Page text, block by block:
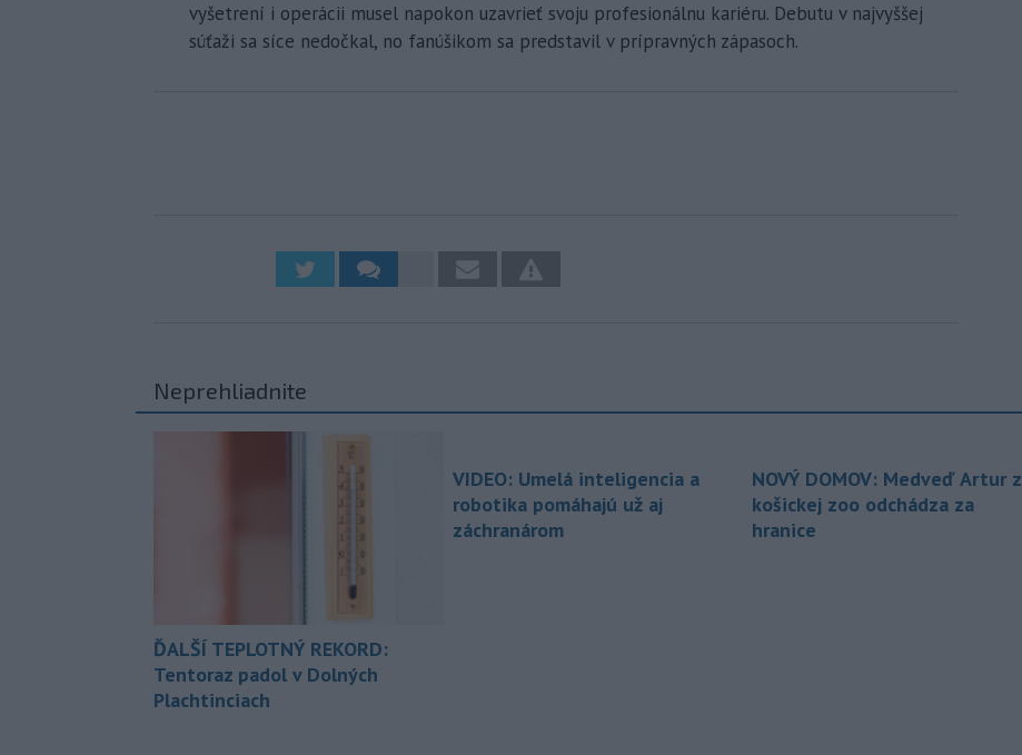
vyšetrení i operácii musel napokon uzavrieť svoju profesionálnu kariéru. Debutu v najvyššej
súťaži sa síce nedočkal, no fanúšikom sa predstavil v prípravných zápasoch.
Neprehliadnite
ĎALŠÍ TEPLOTNÝ REKORD:
Tentoraz padol v Dolných
Plachtinciach
VIDEO: Umelá inteligencia a
robotika pomáhajú už aj
záchranárom
NOVÝ DOMOV: Medveď Artur z
košickej zoo odchádza za
hranice